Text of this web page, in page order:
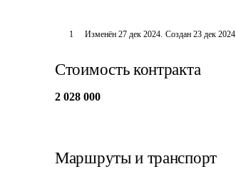
1 Изменён 27 дек 2024. Создан 23 дек 2024
Стоимость контракта
2 028 000
Маршруты и транспорт